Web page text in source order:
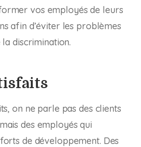
vos employés de leurs
afin d’éviter les problèmes
discrimination.
on ne parle pas des clients
des employés qui
de développement. Des